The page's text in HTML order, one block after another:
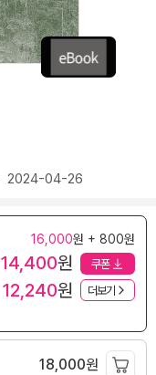
2024-04-26
16,000원 + 800원
14,400원 쿠폰
12,240원 더보기
18,000원